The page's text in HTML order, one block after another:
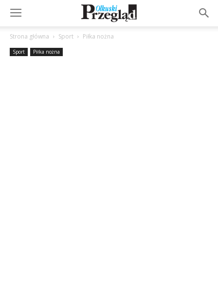
Strona główna Sport Piłka nożna
Sport Piłka nożna